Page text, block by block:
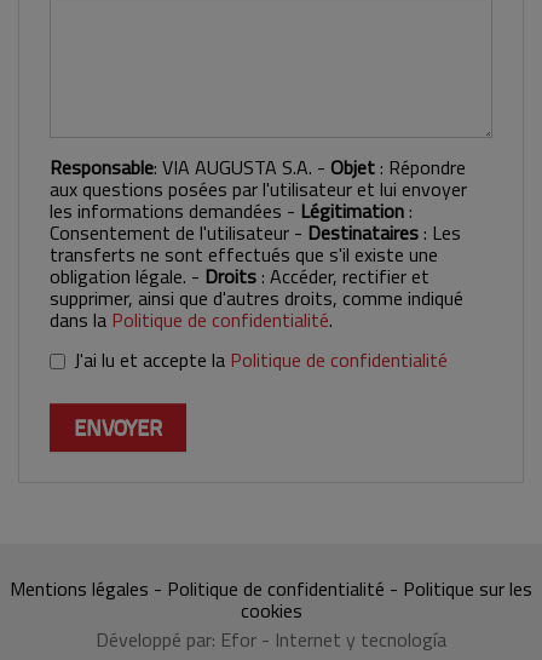
Responsable: VIA AUGUSTA S.A. - Objet: Répondre
aux questions posées par l'utilisateur et lui envoyer
les informations demandées - Légitimation:
Consentement de l'utilisateur - Destinataires: Les
transferts ne sont effectués que s'il existe une
obligation légale. - Droits: Accéder, rectifier et
supprimer, ainsi que d'autres droits, comme indiqué
dans la Politique de confidentialité.
Politique de confidentialité*
J'ai lu et accepte la Politique de confidentialité
ENVOYER
Mentions légales - Politique de confidentialité - Politique sur les
cookies
Développé par: Efor - Internet y tecnología